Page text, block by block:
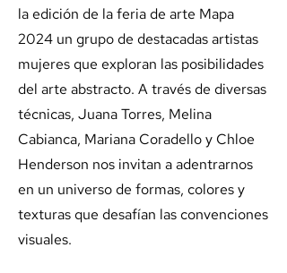
la edición de la feria de arte Mapa
2024 un grupo de destacadas artistas
mujeres que exploran las posibilidades
del arte abstracto. A través de diversas
técnicas, Juana Torres, Melina
Cabianca, Mariana Coradello y Chloe
Henderson nos invitan a adentrarnos
en un universo de formas, colores y
texturas que desafían las convenciones
visuales.